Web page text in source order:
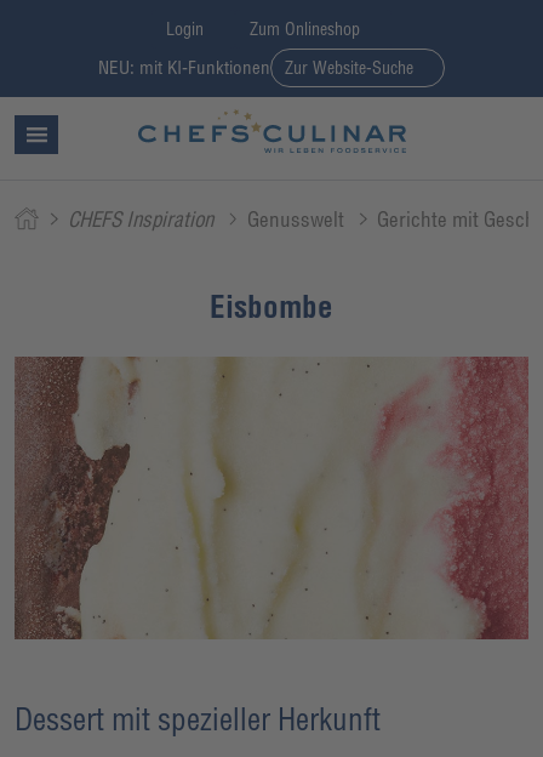
Login Zum Onlineshop
NEU: mit KI-Funktionen Zur Website-Suche
CHEFS Inspiration Genusswelt Gerichte mit
Eisbombe
Dessert mit spezieller Herkunft